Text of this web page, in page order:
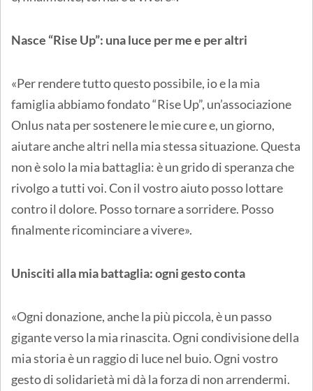
Nasce “Rise Up”: una luce per me e per altri
«Per rendere tutto questo possibile, io e la mia
famiglia abbiamo fondato “Rise Up”, un’associazione
Onlus nata per sostenere le mie cure e, un giorno,
aiutare anche altri nella mia stessa situazione. Questa
non è solo la mia battaglia: è un grido di speranza che
rivolgo a tutti voi. Con il vostro aiuto posso lottare
contro il dolore. Posso tornare a sorridere. Posso
finalmente ricominciare a vivere».
Unisciti alla mia battaglia: ogni gesto conta
«Ogni donazione, anche la più piccola, è un passo
gigante verso la mia rinascita. Ogni condivisione della
mia storia è un raggio di luce nel buio. Ogni vostro
gesto di solidarietà mi dà la forza di non arrendermi.